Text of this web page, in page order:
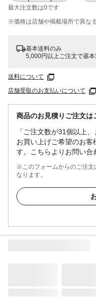
最大注文数は0です
※価格は​店舗や​掲載場所で​異な
基本送料のみ
5,000円以上ご注文で基
送料について
店舗受取のお支払いについて
商品のお見積りご注文は
「ご注文数が31個以上
お買い上げご希望のお客
す。こちらよりお問い合
※このフォームからのご注文
なります。